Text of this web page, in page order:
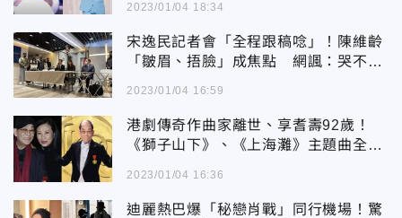
2023/01/04 18:34
宋逸民記者會「全程跟稿唸」！陳維齡
「皺眉、捂臉」成焦點 網諷：哭不出
2023/01/04 16:59
港劇傳奇作曲家離世、享耆壽92歲！
《獅子山下》、《上海灘》主題曲全出
2023/01/04 16:36
迪麗熱巴爆「秘戀肖戰」同行機場！驚